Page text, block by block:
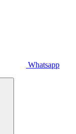
Whatsapp